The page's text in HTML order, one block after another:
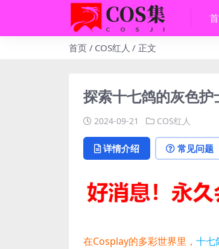
首页 COS红人 正文
探索十七鸽的灰色
2024-09-21 COS红人
详情介绍 常见问题
在Cosplay的多彩世界里， 十七